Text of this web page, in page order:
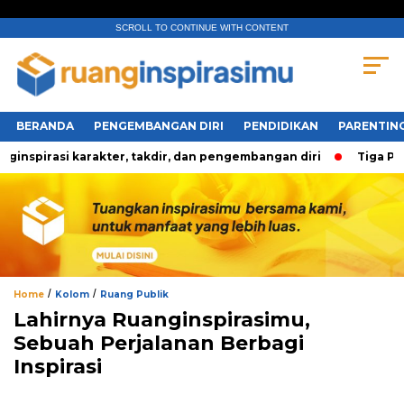
SCROLL TO CONTINUE WITH CONTENT
BERANDA PENGEMBANGAN DIRI PENDIDIKAN
karakter, takdir, dan pengembangan diri Tiga
Home / Kolom / Ruang Publik
Lahirnya Ruanginspirasimu,
Sebuah Perjalanan Berbagi
Inspirasi